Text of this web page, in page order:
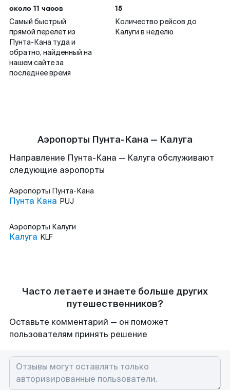
около 11 часов
Самый быстрый
прямой перелет из
Пунта-Кана туда и
обратно, найденный на
нашем сайте за
последнее время
15
Количество рейсов до
Калуги в неделю
Аэропорты Пунта-Кана — Калуга
Направление Пунта-Кана — Калуга обслуживают
следующие аэропорты
Аэропорты Пунта-Кана
Пунта Кана PUJ
Аэропорты Калуги
Калуга KLF
Часто летаете и знаете больше других
путешественников?
Оставьте комментарий — он поможет
пользователям принять решение